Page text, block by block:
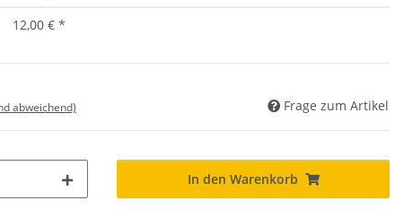
12,00 € *
abweichend) Frage zum Artikel
In den Warenkorb